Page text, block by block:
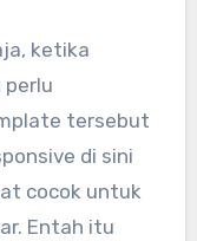
ketika
tersebut
di sini
cocok untuk
Entah itu